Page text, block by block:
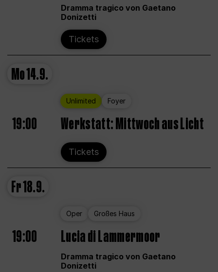
Dramma tragico von Gaetano
Donizetti
Tickets
Mo14.9.
Unlimited Foyer
19:00 Werkstatt: Mittwoch aus Licht
Tickets
Fr18.9.
Oper Großes Haus
19:00 Lucia di Lammermoor
Dramma tragico von Gaetano
Donizetti